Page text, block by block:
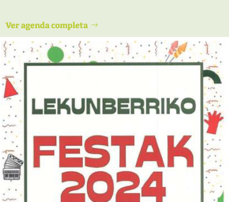
Ver agenda completa